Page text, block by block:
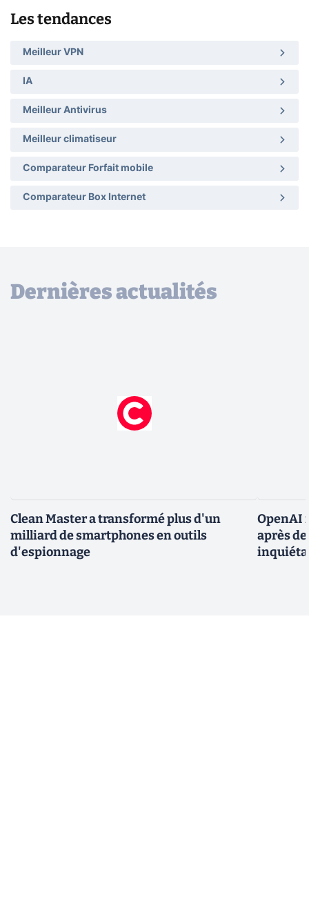
Les tendances
Meilleur VPN
IA
Meilleur Antivirus
Meilleur climatiseur
Comparateur Forfait mobile
Comparateur Box Internet
Dernières actualités
Clean Master a transformé plus d'un
milliard de smartphones en outils
d'espionnage
OpenAI
après